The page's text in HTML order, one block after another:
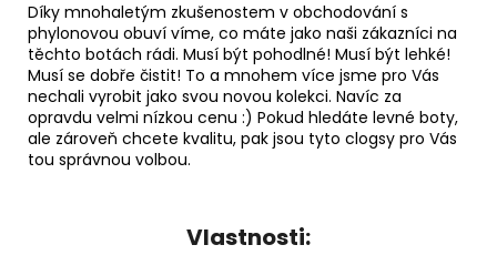
Díky mnohaletým zkušenostem v obchodování s
phylonovou obuví víme, co máte jako naši zákazníci na
těchto botách rádi. Musí být pohodlné! Musí být lehké!
Musí se dobře čistit! To a mnohem více jsme pro Vás
nechali vyrobit jako svou novou kolekci. Navíc za
opravdu velmi nízkou cenu :) Pokud hledáte levné boty,
ale zároveň chcete kvalitu, pak jsou tyto clogsy pro Vás
tou správnou volbou.
Vlastnosti: